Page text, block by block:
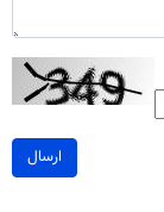
ارسال